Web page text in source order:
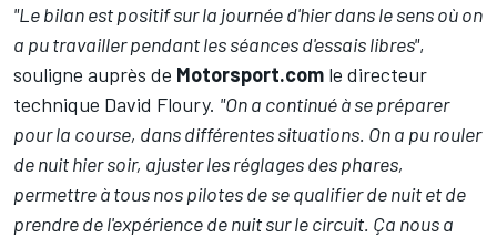
"Le bilan est positif sur la journée d'hier dans le sens où on
a pu travailler pendant les séances d'essais libres",
souligne auprès de Motorsport.com le directeur
technique David Floury. "On a continué à se préparer
pour la course, dans différentes situations. On a pu rouler
de nuit hier soir, ajuster les réglages des phares,
permettre à tous nos pilotes de se qualifier de nuit et de
prendre de l'expérience de nuit sur le circuit. Ça nous a